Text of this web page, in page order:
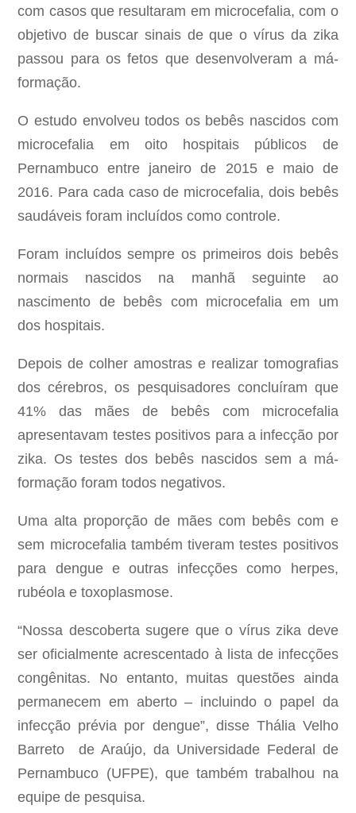
com casos que resultaram em microcefalia, com o
objetivo de buscar sinais de que o vírus da zika
passou para os fetos que desenvolveram a má-
formação.
O estudo envolveu todos os bebês nascidos com
microcefalia em oito hospitais públicos de
Pernambuco entre janeiro de 2015 e maio de
2016. Para cada caso de microcefalia, dois bebês
saudáveis foram incluídos como controle.
Foram incluídos sempre os primeiros dois bebês
normais nascidos na manhã seguinte ao
nascimento de bebês com microcefalia em um
dos hospitais.
Depois de colher amostras e realizar tomografias
dos cérebros, os pesquisadores concluíram que
41% das mães de bebês com microcefalia
apresentavam testes positivos para a infecção por
zika. Os testes dos bebês nascidos sem a má-
formação foram todos negativos.
Uma alta proporção de mães com bebês com e
sem microcefalia também tiveram testes positivos
para dengue e outras infecções como herpes,
rubéola e toxoplasmose.
“Nossa descoberta sugere que o vírus zika deve
ser oficialmente acrescentado à lista de infecções
congênitas. No entanto, muitas questões ainda
permanecem em aberto – incluindo o papel da
infecção prévia por dengue”, disse Thália Velho
Barreto de Araújo, da Universidade Federal de
Pernambuco (UFPE), que também trabalhou na
equipe de pesquisa.